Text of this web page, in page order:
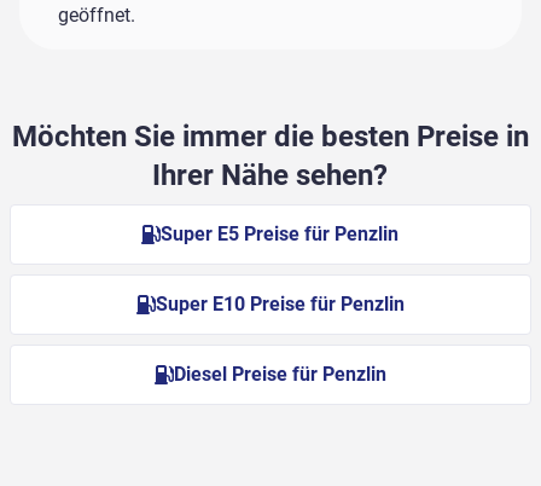
geöffnet.
Möchten Sie immer die besten Preise in
Ihrer Nähe sehen?
Super E5 Preise für Penzlin
Super E10 Preise für Penzlin
Diesel Preise für Penzlin